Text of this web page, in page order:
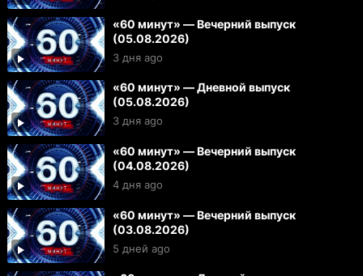
«60 минут» — Вечерний выпуск
(05.08.2026)
3 дня ago
«60 минут» — Дневной выпуск
(05.08.2026)
3 дня ago
«60 минут» — Вечерний выпуск
(04.08.2026)
4 дня ago
«60 минут» — Вечерний выпуск
(03.08.2026)
5 дней ago